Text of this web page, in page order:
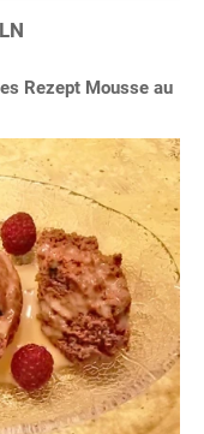
Rezept Mousse au